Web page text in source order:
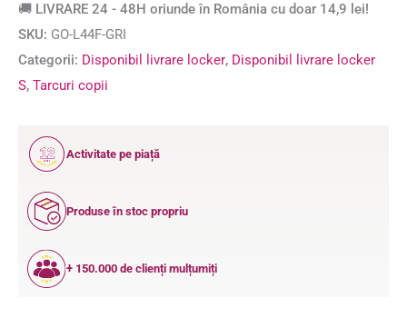
🚚 LIVRARE 24 - 48H oriunde în România cu doar 14,9 lei!
SKU: GO-L44F-GRI
Categorii: Disponibil livrare locker, Disponibil livrare locker
S, Tarcuri copii
12
ANI
Activitate pe piață
Produse în stoc propriu
+ 150.000 de clienți mulțumiți